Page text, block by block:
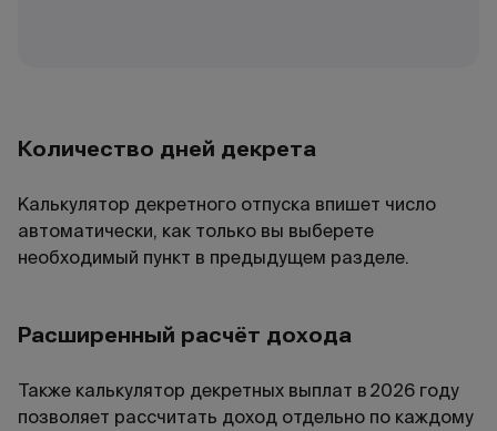
Количество дней декрета
Калькулятор декретного отпуска впишет число
автоматически, как только вы выберете
необходимый пункт в предыдущем разделе.
Расширенный расчёт дохода
Также калькулятор декретных выплат в2026 году
позволяет рассчитать доход отдельно по каждому